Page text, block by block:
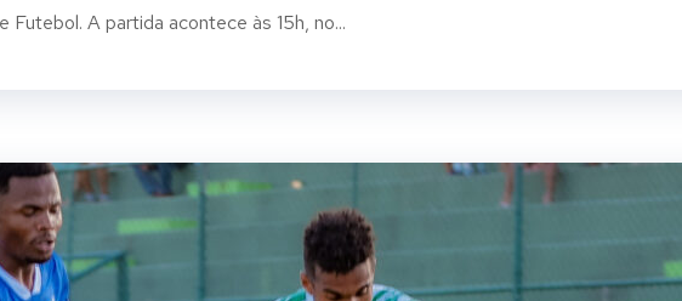
Futebol. A partida acontece às 15h, no...